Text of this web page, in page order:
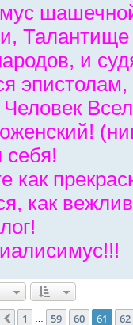
Талантище
и
себя!
как
как
61 of 76
Previous
1 59 60 61 62